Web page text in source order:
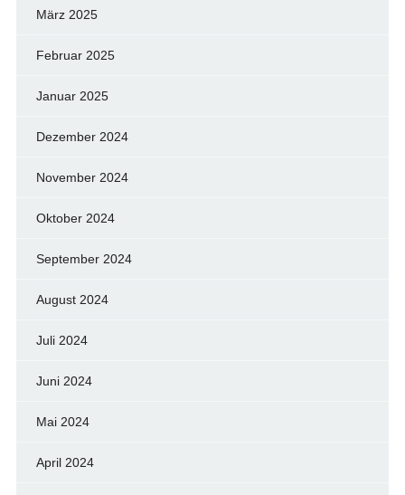
März 2025
Februar 2025
Januar 2025
Dezember 2024
November 2024
Oktober 2024
September 2024
August 2024
Juli 2024
Juni 2024
Mai 2024
April 2024